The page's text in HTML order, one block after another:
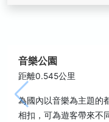
音樂公園
距離0.545公里
為國內以音樂為主題的
相扣，可為遊客帶來不